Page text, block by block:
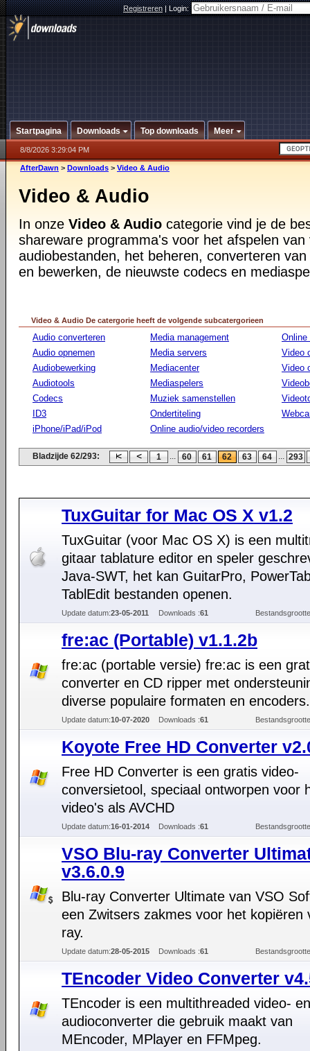
Registreren|Login:
Startpagina Downloads Top downloads Meer
8/8/2026 3:29:04 PM
AfterDawn > Downloads > Video & Audio
Video & Audio
In onze Video & Audio categorie vind je de
shareware programma's voor het afspelen van
audiobestanden, het beheren, converteren
en bewerken, de nieuwste codecs en
Video & Audio De catergorie heeft de volgende subcatergorieen
Audio converteren
Audio opnemen
Audiobewerking
Audiotools
Codecs
ID3
iPhone/iPad/iPod
Media management
Media servers
Mediacenter
Mediaspelers
Muziek samenstellen
Ondertiteling
Online audio/video recorders
Online
Video
Video
Bladzijde 62/293: 1 ... 60 61 62 63 64 ... 293
TuxGuitar for Mac OS X v1.2
TuxGuitar (voor Mac OS X) is een
gitaar tablature editor en speler
Java-SWT, het kan GuitarPro,
TablEdit bestanden openen.
Update datum:23-05-2011 Downloads :61
fre:ac (Portable) v1.1.2b
fre:ac (portable versie) fre:ac is een
converter en CD ripper met
diverse populaire formaten en encoders.
Update datum:10-07-2020 Downloads :61
Koyote Free HD Converter
Free HD Converter is een gratis video-
conversietool, speciaal ontworpen voor
video's als AVCHD
Update datum:16-01-2014 Downloads :61
VSO Blu-ray Converter
v3.6.0.9
Blu-ray Converter Ultimate van VSO
een Zwitsers zakmes voor het kopiëren
ray.
Update datum:28-05-2015 Downloads :61
TEncoder Video Converter
TEncoder is een multithreaded video- en
audioconverter die gebruik maakt van
MEncoder, MPlayer en FFMpeg.